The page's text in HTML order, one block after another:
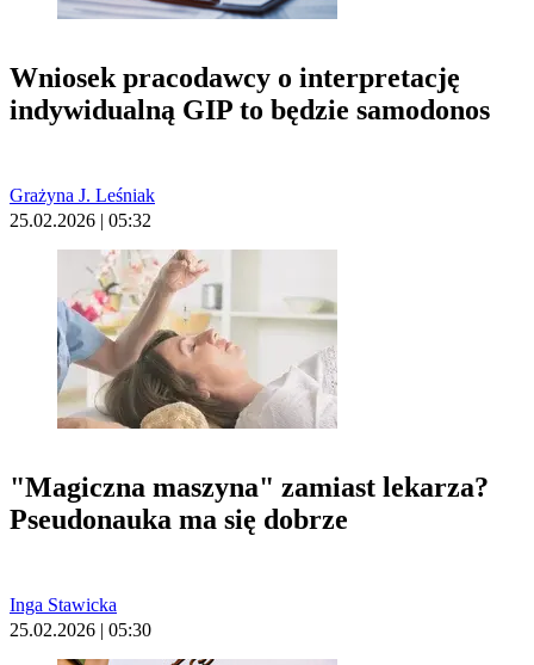
Wniosek pracodawcy o interpretację
indywidualną GIP to będzie samodonos
Grażyna J. Leśniak
25.02.2026 | 05:32
"Magiczna maszyna" zamiast lekarza?
Pseudonauka ma się dobrze
Inga Stawicka
25.02.2026 | 05:30